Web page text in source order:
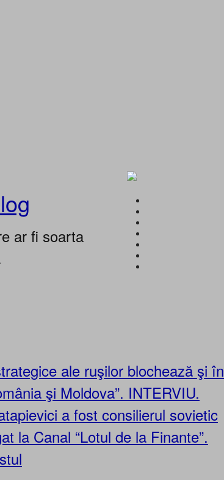
ar fi soarta
ale ruşilor blochează şi în
şi Moldova”. INTERVIU.
a fost consilierul sovietic
la Canal “Lotul de la Finante”.